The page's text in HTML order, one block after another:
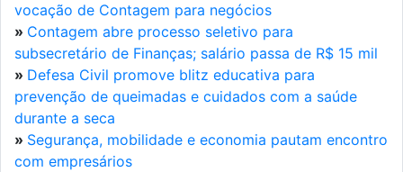
vocação de Contagem para negócios
» Contagem abre processo seletivo para
subsecretário de Finanças; salário passa de R$ 15 mil
» Defesa Civil promove blitz educativa para
prevenção de queimadas e cuidados com a saúde
durante a seca
» Segurança, mobilidade e economia pautam encontro
com empresários